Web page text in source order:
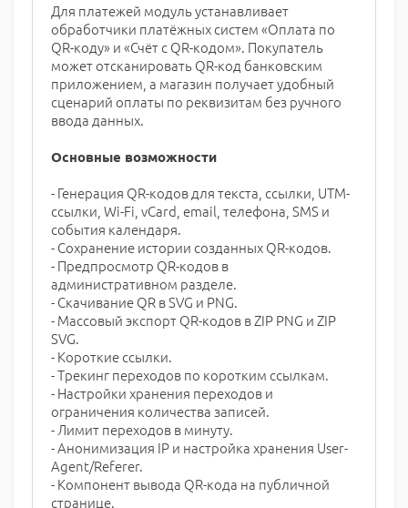
Для платежей модуль устанавливает
обработчики платёжных систем «Оплата по
QR-коду» и «Счёт с QR-кодом». Покупатель
может отсканировать QR-код банковским
приложением, а магазин получает удобный
сценарий оплаты по реквизитам без ручного
ввода данных.
Основные возможности
- Генерация QR-кодов для текста, ссылки, UTM-
ссылки, Wi-Fi, vCard, email, телефона, SMS и
события календаря.
- Сохранение истории созданных QR-кодов.
- Предпросмотр QR-кодов в
административном разделе.
- Скачивание QR в SVG и PNG.
- Массовый экспорт QR-кодов в ZIP PNG и ZIP
SVG.
- Короткие ссылки.
- Трекинг переходов по коротким ссылкам.
- Настройки хранения переходов и
ограничения количества записей.
- Лимит переходов в минуту.
- Анонимизация IP и настройка хранения User-
Agent/Referer.
- Компонент вывода QR-кода на публичной
странице.